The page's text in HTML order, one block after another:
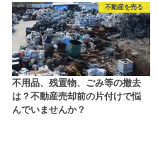
不動産を売る
不用品、残置物、ごみ等の撤去
は？不動産売却前の片付けで悩
んでいませんか？